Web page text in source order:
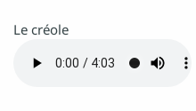
Le créole